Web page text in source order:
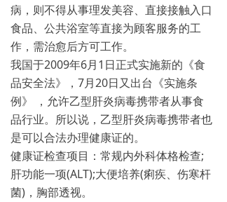
病，则不得从事理发美容、直接接触入口
食品、公共浴室等直接为顾客服务的工
作，需治愈后方可工作。
我国于2009年6月1日正式实施新的《食
品安全法》，7月20日又出台《实施条
例》 ，允许乙型肝炎病毒携带者从事食
品行业。所以说，乙型肝炎病毒携带者也
是可以合法办理健康证的。
健康证检查项目：常规内外科体格检查;
肝功能一项(ALT);大便培养(痢疾、伤寒杆
菌)，胸部透视。